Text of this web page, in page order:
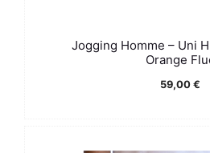
Jogging Homme – Uni
Orange
59,00 €